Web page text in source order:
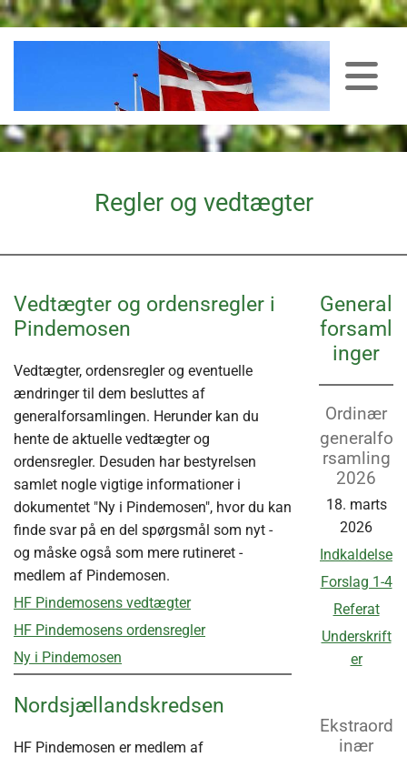
Regler og vedtægter
Vedtægter og ordensregler i
Pindemosen
Vedtægter, ordensregler og eventuelle
ændringer til dem besluttes af
generalforsamlingen. Herunder kan du
hente de aktuelle vedtægter og
ordensregler. Desuden har bestyrelsen
samlet nogle vigtige informationer i
dokumentet "Ny i Pindemosen", hvor du kan
finde svar på en del spørgsmål som nyt -
og måske også som mere rutineret -
medlem af Pindemosen.
HF Pindemosens vedtægter
HF Pindemosens ordensregler
Ny i Pindemosen
Nordsjællandskredsen
HF Pindemosen er medlem af
General
forsaml
inger
Ordinær
generalfo
rsamling
2026
18. marts
2026
Indkaldelse
Forslag 1-4
Referat
Underskrift
er
Ekstraord
inær